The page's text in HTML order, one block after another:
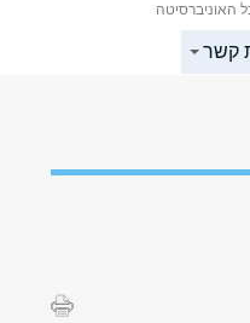
האוניברסיטה
קשר